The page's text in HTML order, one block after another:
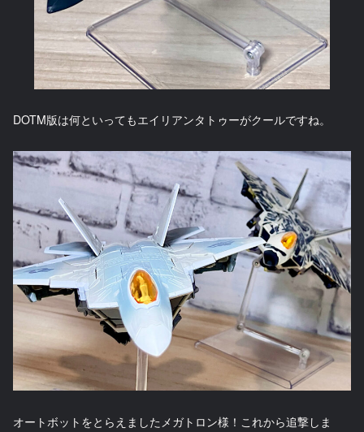
DOTM版は何といってもエイリアンタトゥーがクールですね。
オートボットをとらえましたメガトロン様！これから追撃しま